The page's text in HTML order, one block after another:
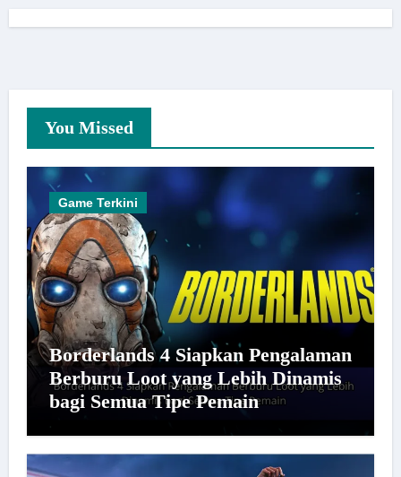
You Missed
Game Terkini
Borderlands 4 Siapkan Pengalaman
Berburu Loot yang Lebih Dinamis
bagi Semua Tipe Pemain